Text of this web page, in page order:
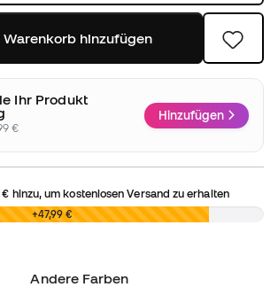
Warenkorb hinzufügen
Ihr Produkt
€
Hinzufügen
€ hinzu, um kostenlosen Versand zu erhalten
+47,99 €
Andere Farben